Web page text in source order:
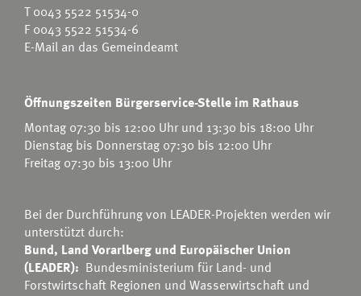
T0043 5522 51534-0
F 0043 5522 51534-6
E-Mail an das Gemeindeamt
Öffnungszeiten Bürgerservice-Stelle im Rathaus
Montag 07:30 bis 12:00 Uhr und 13:30 bis 18:00 Uhr
Dienstag bis Donnerstag 07:30 bis 12:00 Uhr
Freitag 07:30 bis 13:00 Uhr
Bei der Durchführung von LEADER-Projekten werden wir
unterstützt durch:
Bund, Land Vorarlberg und Europäischer Union
(LEADER): Bundesministerium für Land- und
Forstwirtschaft Regionen und Wasserwirtschaft und